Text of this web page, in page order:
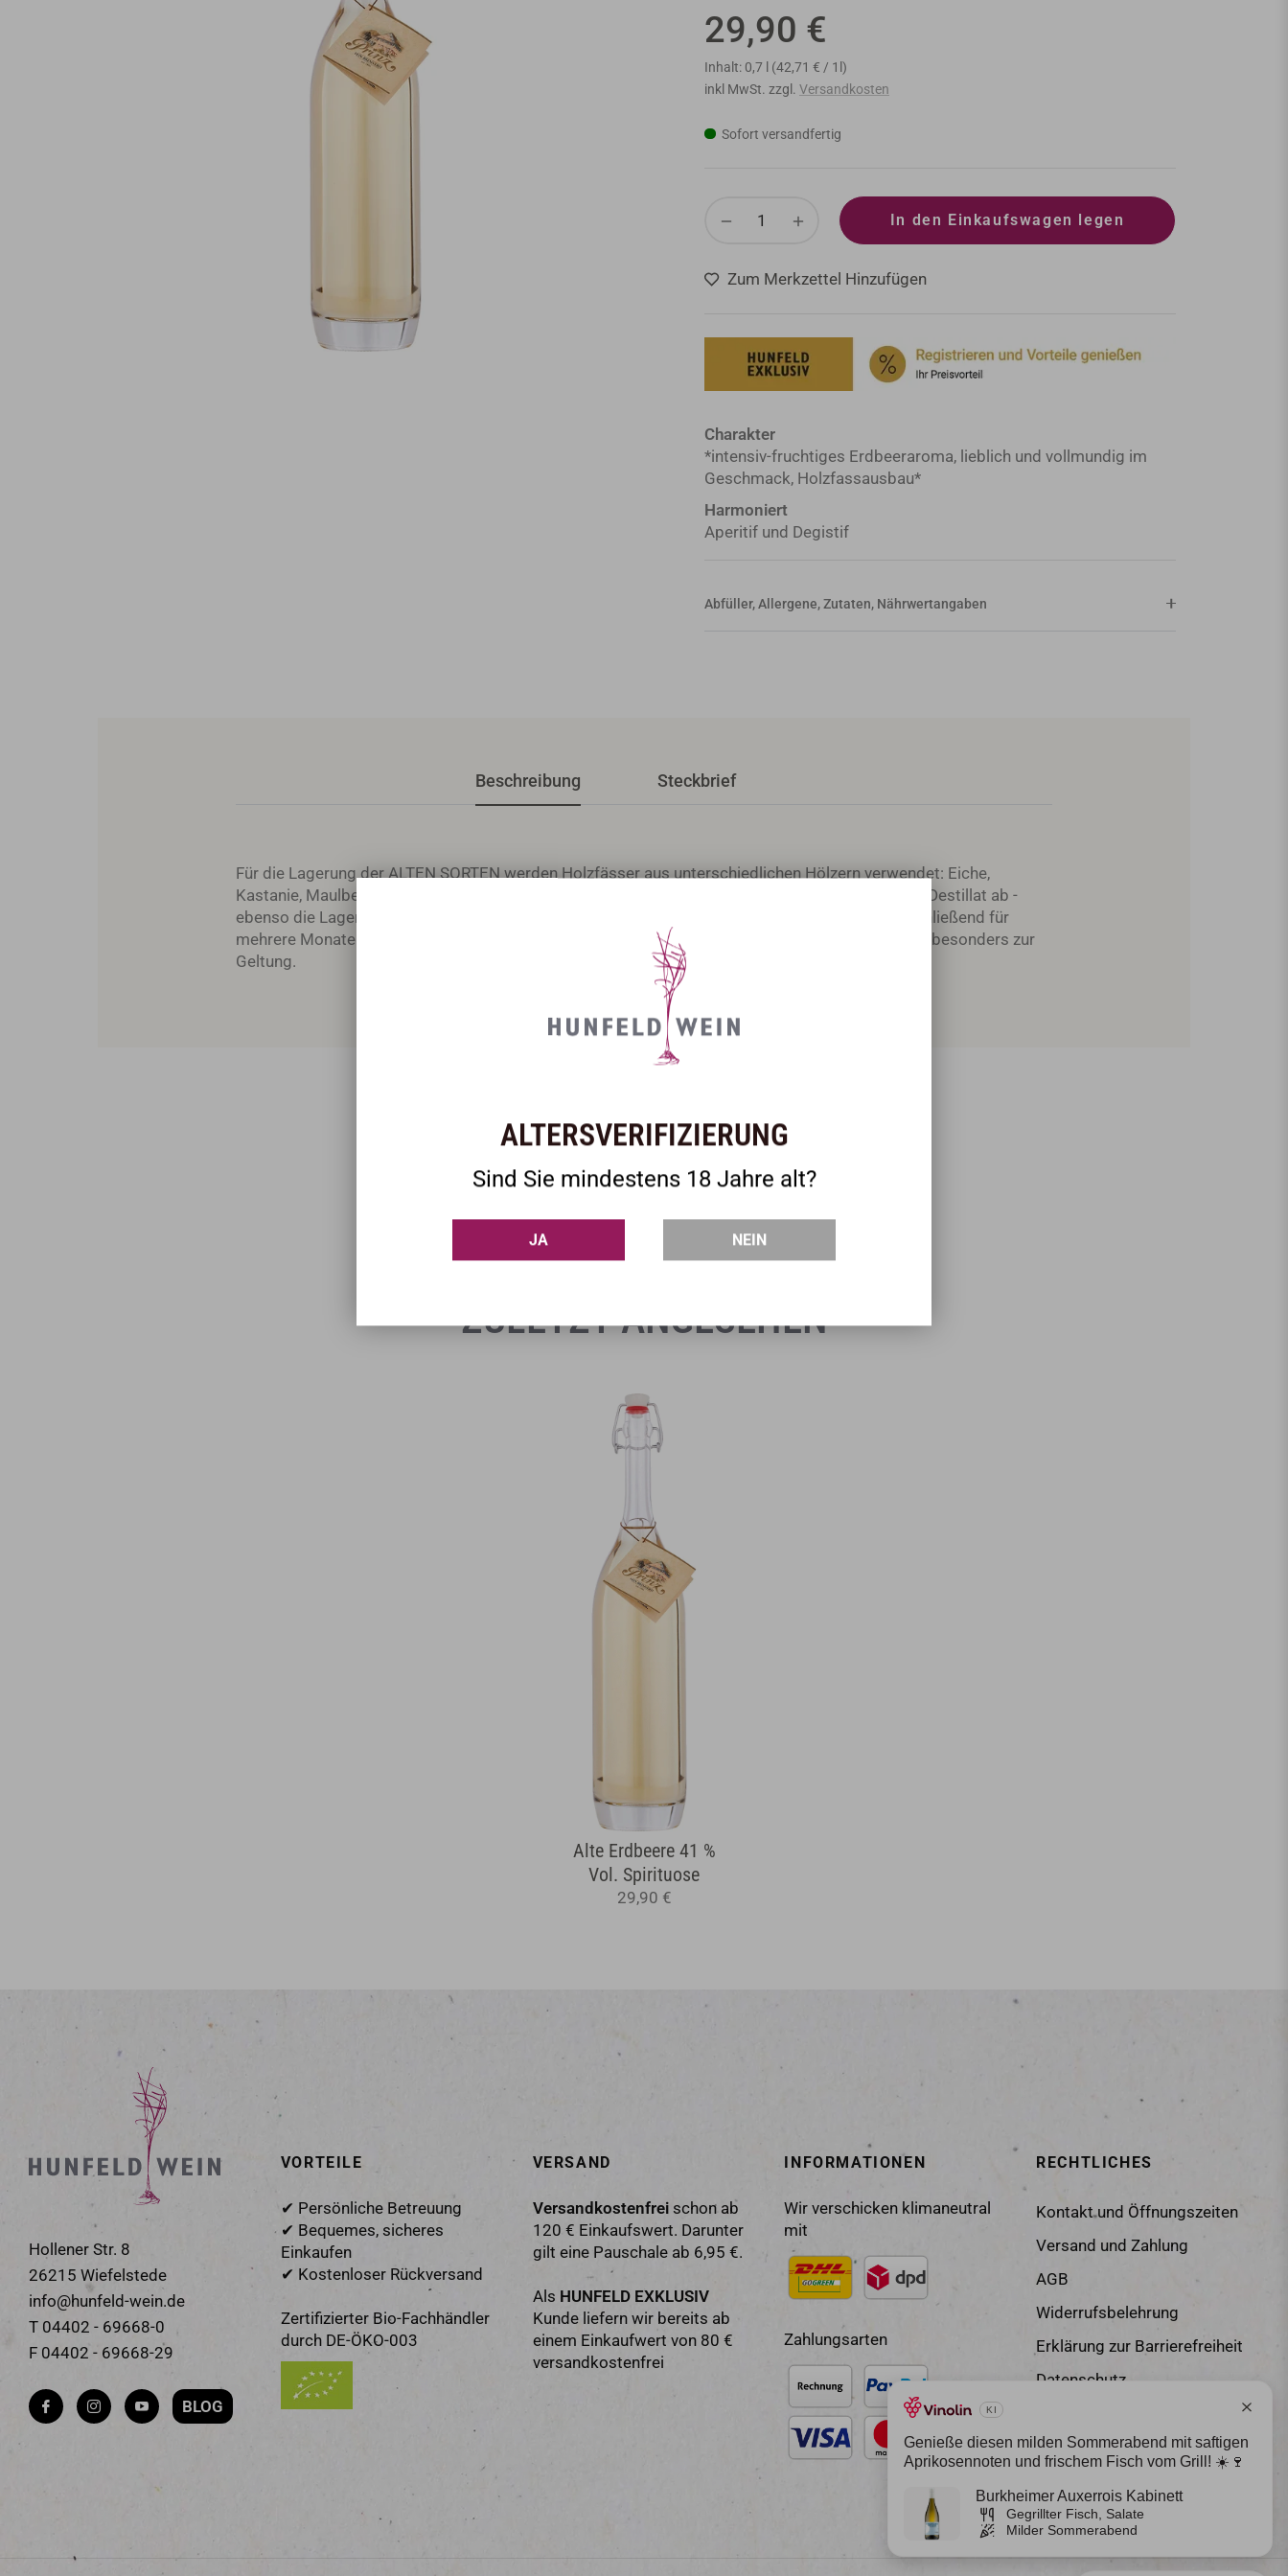
Normaler
Preis
29,90 €
Inhalt: 0,7 l (42,71 € / 1l)
inkl MwSt. zzgl. Versandkosten
Sofort versandfertig
In den Einkaufswagen legen
Zum Merkzettel Hinzufügen
Charakter
*intensiv-fruchtiges Erdbeeraroma, lieblich und vollmundig im
Geschmack, Holzfassausbau*
Harmoniert
Aperitif und Degistif
Abfüller, Allergene, Zutaten, Nährwertangaben
Beschreibung Steckbrief
Für die Lagerung der ALTEN SORTEN werden Holzfässer aus unterschiedlichen Hölzern verwendet: Eiche,
Kastanie, Maulbeere, Akazie oder Kirsche. Welche Holzart verwendet wird, hängt vom jeweiligen Destillat ab -
ebenso die Lagerdauer. Der Alte Kirschen-Schnaps wird mit Fruchtauszügen verfeinert und anschließend für
mehrere Monate in Holzfässern gelagert. Dadurch kommt sein unverwechselbares Sortenaroma besonders zur
Geltung.
ZULETZT ANGESEHEN
Alte Erdbeere 41 %
Vol. Spirituose
29,90 €
Hollener Str. 8
26215 Wiefelstede
info@hunfeld-wein.de
T 04402 - 69668-0
F 04402 - 69668-29
Fb Ins You
BLOG
VORTEILE
✔ Persönliche Betreuung
✔ Bequemes, sicheres
Einkaufen
✔ Kostenloser Rückversand
Zertifizierter Bio-Fachhändler
durch DE-ÖKO-003
VERSAND
Versandkostenfreischon ab
120 € Einkaufswert. Darunter
gilt eine Pauschale ab 6,95 €.
Als HUNFELD EXKLUSIV
Kunde liefern wir bereits ab
einem Einkaufwert von 80 €
versandkostenfrei
INFORMATIONEN
Wir verschicken klimaneutral
mit
Zahlungsarten
RECHTLICHES
Kontakt und Öffnungszeiten
Versand und Zahlung
AGB
Widerrufsbelehrung
Erklärung zur Barrierefreiheit
Datenschutz
Vertrag widerrufen
ALTERSVERIFIZIERUNG
Sind Sie mindestens 18 Jahre alt?
JA NEIN